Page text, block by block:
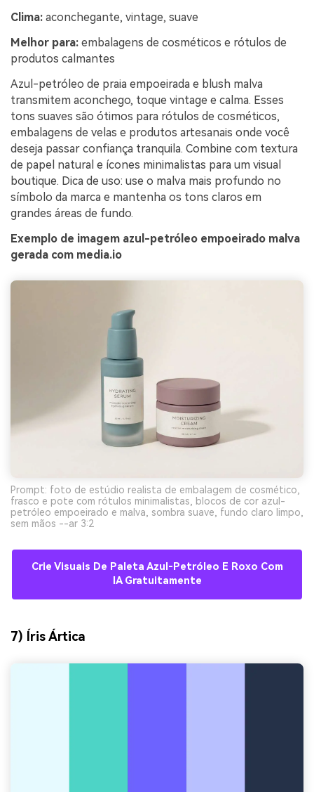
Clima: aconchegante, vintage, suave
Melhor para: embalagens de cosméticos e rótulos de
produtos calmantes
Azul-petróleo de praia empoeirada e blush malva
transmitem aconchego, toque vintage e calma. Esses
tons suaves são ótimos para rótulos de cosméticos,
embalagens de velas e produtos artesanais onde você
deseja passar confiança tranquila. Combine com textura
de papel natural e ícones minimalistas para um visual
boutique. Dica de uso: use o malva mais profundo no
símbolo da marca e mantenha os tons claros em
grandes áreas de fundo.
Exemplo de imagem azul-petróleo empoeirado malva
gerada com media.io
Prompt: foto de estúdio realista de embalagem de cosmético,
frasco e pote com rótulos minimalistas, blocos de cor azul-
petróleo empoeirado e malva, sombra suave, fundo claro limpo,
sem mãos --ar 3:2
Crie Visuais De Paleta Azul-Petróleo E Roxo Com
IA Gratuitamente
7) Íris Ártica